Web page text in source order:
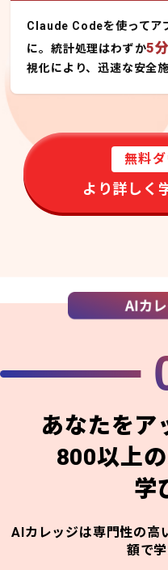
Claude Codeを使ってア
に。統計処理はわずか5
視化により、迅速な安全
無料
より詳しく
あなたをア
800以上
学
AIカレッジは専門性の高
額で